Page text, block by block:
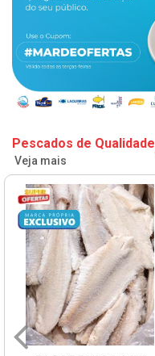
Pescados de Qualidade
Veja mais